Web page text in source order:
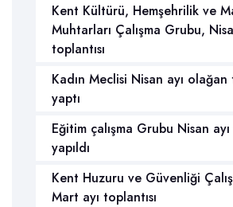
Kent Kültürü, Hemşehrilik ve
Muhtarları Çalışma Grubu,
toplantısı
Kadın Meclisi Nisan ayı olağan
yaptı
Eğitim çalışma Grubu Nisan ayı
yapıldı
Kent Huzuru ve Güvenliği
Mart ayı toplantısı